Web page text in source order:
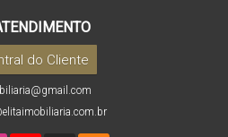
do Cliente